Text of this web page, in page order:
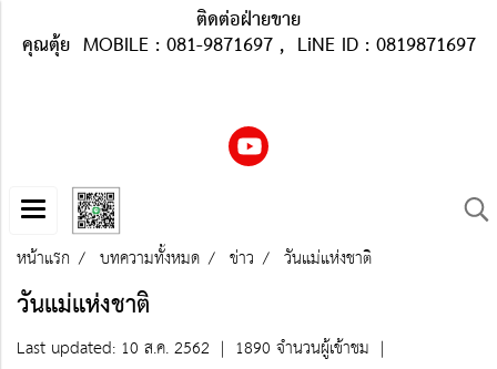
ติดต่อฝ่ายขาย
คุณตุ้ย MOBILE : 081-9871697 , LiNE ID : 0819871697
หน้าแรก บทความทั้งหมด ข่าว วันแม่แห่งชาติ
วันแม่แห่งชาติ
Last updated: 10 ส.ค. 2562 | 1890 จำนวนผู้เข้าชม |